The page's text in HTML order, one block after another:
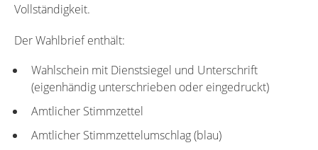
Vollständigkeit.
Der Wahlbrief enthält:
Wahlschein mit Dienstsiegel und Unterschrift
(eigenhändig unterschrieben oder eingedruckt)
Amtlicher Stimmzettel
Amtlicher Stimmzettelumschlag (blau)